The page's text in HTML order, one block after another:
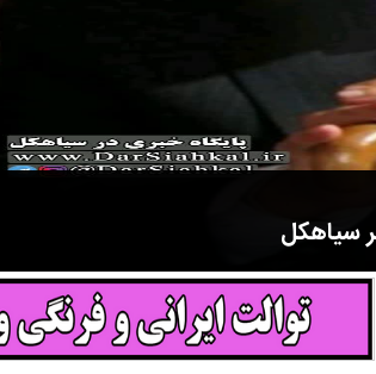
سیاهکل
ملک زاده از سال ۱۳۲۷ شروع به تدریس در مدارس سیاهکل کرد و در ۳۱ سال خدمت خود، علاوه بر تدریس در کلاس اول، معلم نهضت